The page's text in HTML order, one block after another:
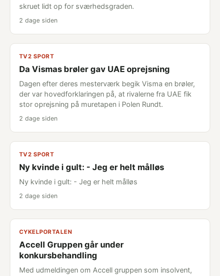
skruet lidt op for sværhedsgraden.
2 dage siden
TV2 SPORT
Da Vismas brøler gav UAE oprejsning
Dagen efter deres mesterværk begik Visma en brøler,
der var hovedforklaringen på, at rivalerne fra UAE fik
stor oprejsning på muretapen i Polen Rundt.
2 dage siden
TV2 SPORT
Ny kvinde i gult: - Jeg er helt målløs
Ny kvinde i gult: - Jeg er helt målløs
2 dage siden
CYKELPORTALEN
Accell Gruppen går under
konkursbehandling
Med udmeldingen om Accell gruppen som insolvent,